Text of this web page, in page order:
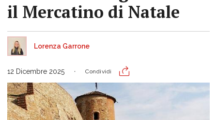
il Mercatino di Natale
Lorenza Garrone
12 Dicembre 2025 Condividi